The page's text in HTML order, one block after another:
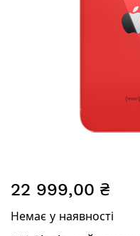
до
галереї
22 999,00 ₴
Немає у наявності